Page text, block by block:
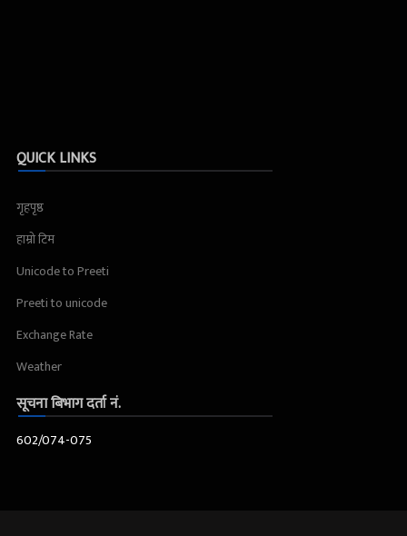
QUICK LINKS
गृहपृष्ठ
हाम्रो टिम
Unicode to Preeti
Preeti to unicode
Exchange Rate
Weather
सूचना बिभाग दर्ता नं.
602/074-075